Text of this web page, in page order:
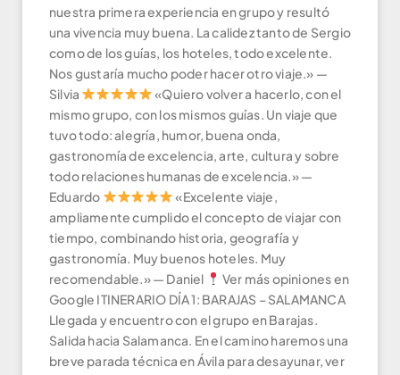
nuestra primera experiencia en grupo y resultó
una vivencia muy buena. La calidez tanto de Sergio
como de los guías, los hoteles, todo excelente.
Nos gustaría mucho poder hacer otro viaje.» —
Silvia
«Quiero volver a hacerlo, con el
mismo grupo, con los mismos guías. Un viaje que
tuvo todo: alegría, humor, buena onda,
gastronomía de excelencia, arte, cultura y sobre
todo relaciones humanas de excelencia.» —
Eduardo
«Excelente viaje,
ampliamente cumplido el concepto de viajar con
tiempo, combinando historia, geografía y
gastronomía. Muy buenos hoteles. Muy
recomendable.» — Daniel
Ver más opiniones en
Google ITINERARIO DÍA 1: BARAJAS – SALAMANCA
Llegada y encuentro con el grupo en Barajas.
Salida hacia Salamanca. En el camino haremos una
breve parada técnica en Ávila para desayunar, ver